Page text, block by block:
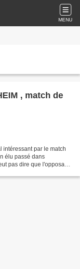
MENU
, match de
intéressant par le match
élu passé dans
pas dire que l'opposant